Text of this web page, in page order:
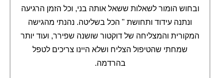
ובחוש הומור לשאלות ששאל אותה בני, וכל הזמן הרגיעה
ונתנה עידוד ותחושת " הכל בשליטה. נהנתי מהגישה
המקורית והמצליחה של דוקטור שושנה שפירר, ועוד יותר
שמחתי שהטיפול הצליח ושלא היינו צריכים לטפל
בהרדמה.